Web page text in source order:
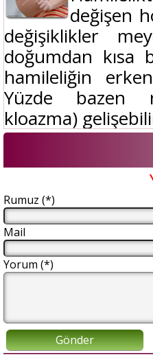
değişen
değişiklikler
doğumdan kısa
hamileliğin
Yüzde bazen
kloazma)
Rumuz (*)
Mail
Yorum (*)
Gönder